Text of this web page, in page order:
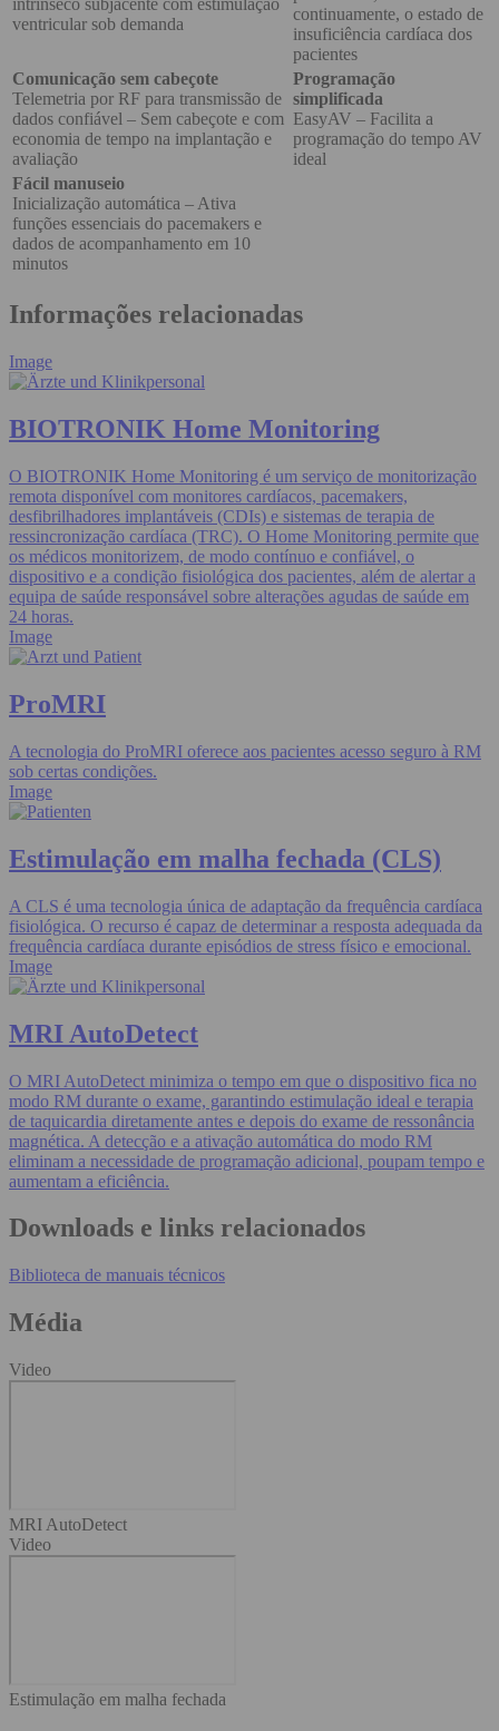
intrínseco subjacente com estimulação
ventricular sob demanda
continuamente, o estado de
insuficiência cardíaca dos
pacientes
Comunicação sem cabeçote
Telemetria por RF para transmissão de
dados confiável – Sem cabeçote e com
economia de tempo na implantação e
avaliação
Programação
simplificada
EasyAV – Facilita a
programação do tempo AV
ideal
Fácil manuseio
Inicialização automática – Ativa
funções essenciais do pacemakers e
dados de acompanhamento em 10
minutos
Informações relacionadas
Image
BIOTRONIK Home Monitoring
O BIOTRONIK Home Monitoring é um serviço de monitorização
remota disponível com monitores cardíacos, pacemakers,
desfibrilhadores implantáveis (CDIs) e sistemas de terapia de
ressincronização cardíaca (TRC). O Home Monitoring permite que
os médicos monitorizem, de modo contínuo e confiável, o
dispositivo e a condição fisiológica dos pacientes, além de alertar a
equipa de saúde responsável sobre alterações agudas de saúde em
24 horas.
Image
ProMRI
A tecnologia do ProMRI oferece aos pacientes acesso seguro à RM
sob certas condições.
Image
Estimulação em malha fechada (CLS)
A CLS é uma tecnologia única de adaptação da frequência cardíaca
fisiológica. O recurso é capaz de determinar a resposta adequada da
frequência cardíaca durante episódios de stress físico e emocional.
Image
MRI AutoDetect
O MRI AutoDetect minimiza o tempo em que o dispositivo fica no
modo RM durante o exame, garantindo estimulação ideal e terapia
de taquicardia diretamente antes e depois do exame de ressonância
magnética. A detecção e a ativação automática do modo RM
eliminam a necessidade de programação adicional, poupam tempo e
aumentam a eficiência.
Downloads e links relacionados
Biblioteca de manuais técnicos
Média
Video
MRI AutoDetect
Video
Estimulação em malha fechada